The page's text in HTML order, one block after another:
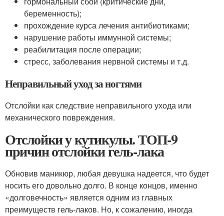
беременность);
прохождение курса лечения антибиотиками;
нарушение работы иммунной системы;
реабилитация после операции;
стресс, заболевания нервной системы и т.д.
Неправильный уход за ногтями
Отслойки как следствие неправильного ухода или
механического повреждения.
Отслойки у кутикулы. ТОП-9
причин отслойки гель-лака
Обновив маникюр, любая девушка надеется, что будет
носить его довольно долго. В конце концов, именно
«долговечность» является одним из главных
преимуществ гель-лаков. Но, к сожалению, иногда